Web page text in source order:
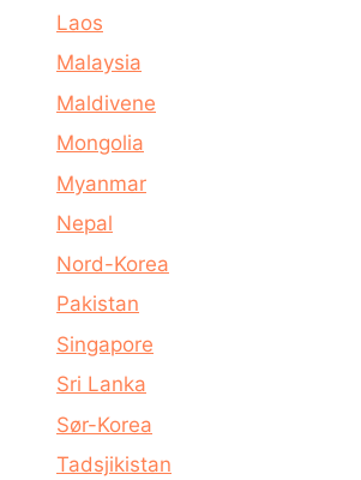
Laos
Malaysia
Maldivene
Mongolia
Myanmar
Nepal
Nord-Korea
Pakistan
Singapore
Sri Lanka
Sør-Korea
Tadsjikistan